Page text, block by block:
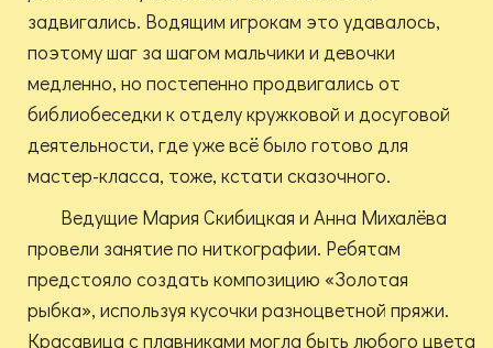
задвигались. Водящим игрокам это удавалось,
поэтому шаг за шагом мальчики и девочки
медленно, но постепенно продвигались от
библиобеседки к отделу кружковой и досуговой
деятельности, где уже всё было готово для
мастер-класса, тоже, кстати сказочного.
Ведущие Мария Скибицкая и Анна Михалёва
провели занятие по ниткографии. Ребятам
предстояло создать композицию «Золотая
рыбка», используя кусочки разноцветной пряжи.
Красавица с плавниками могла быть любого цвета